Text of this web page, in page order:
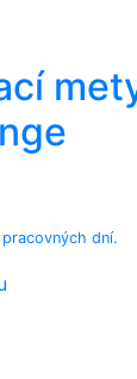
dní.